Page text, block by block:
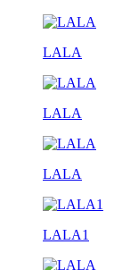
LALA
LALA
LALA
LALA1